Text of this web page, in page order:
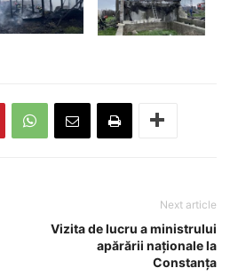
Next article
Vizita de lucru a ministrului
apărării naționale la
Constanța